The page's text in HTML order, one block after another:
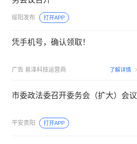
绥阳发布 打开APP
凭手机号，确认领取！
广告 易泽科技运营商 了解详情
市委政法委召开委务会（扩大）会议
平安贵阳 打开APP